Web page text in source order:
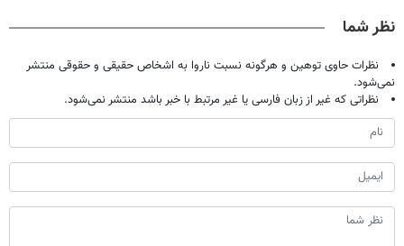
(40%تخفیف)
نظر شما
نظرات حاوی توهین و هرگونه نسبت ناروا به اشخاص حقیقی و حقوقی منتشر
نمی‌شود.
نظراتی که غیر از زبان فارسی یا غیر مرتبط با خبر باشد منتشر نمی‌شود.